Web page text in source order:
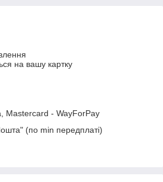
на вашу картку
Mastercard - WayForPay
(по min передплаті)